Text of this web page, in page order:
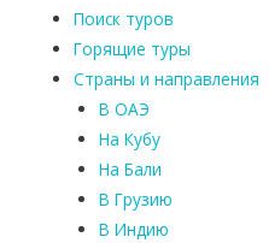
Поиск туров
Горящие туры
Страны и направления
В ОАЭ
На Кубу
На Бали
В Грузию
В Индию